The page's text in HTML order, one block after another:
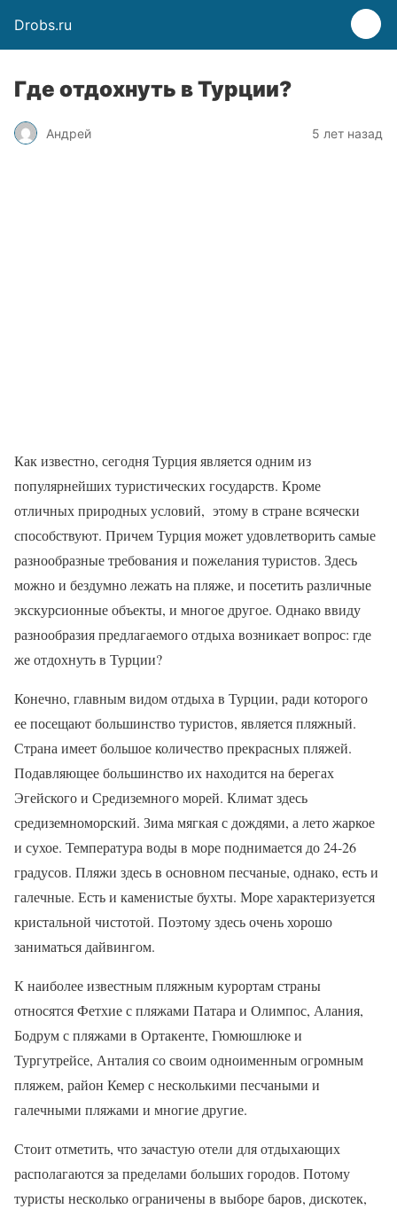
Drobs.ru
Где отдохнуть в Турции?
Андрей 5 лет назад
Как известно, сегодня Турция является одним из
популярнейших туристических государств. Кроме
отличных природных условий, этому в стране всячески
способствуют. Причем Турция может удовлетворить самые
разнообразные требования и пожелания туристов. Здесь
можно и бездумно лежать на пляже, и посетить различные
экскурсионные объекты, и многое другое. Однако ввиду
разнообразия предлагаемого отдыха возникает вопрос: где
же отдохнуть в Турции?
Конечно, главным видом отдыха в Турции, ради которого
ее посещают большинство туристов, является пляжный.
Страна имеет большое количество прекрасных пляжей.
Подавляющее большинство их находится на берегах
Эгейского и Средиземного морей. Климат здесь
средиземноморский. Зима мягкая с дождями, а лето жаркое
и сухое. Температура воды в море поднимается до 24-26
градусов. Пляжи здесь в основном песчаные, однако, есть и
галечные. Есть и каменистые бухты. Море характеризуется
кристальной чистотой. Поэтому здесь очень хорошо
заниматься дайвингом.
К наиболее известным пляжным курортам страны
относятся Фетхие с пляжами Патара и Олимпос, Алания,
Бодрум с пляжами в Ортакенте, Гюмюшлюке и
Тургутрейсе, Анталия со своим одноименным огромным
пляжем, район Кемер с несколькими песчаными и
галечными пляжами и многие другие.
Стоит отметить, что зачастую отели для отдыхающих
располагаются за пределами больших городов. Потому
туристы несколько ограничены в выборе баров, дискотек,